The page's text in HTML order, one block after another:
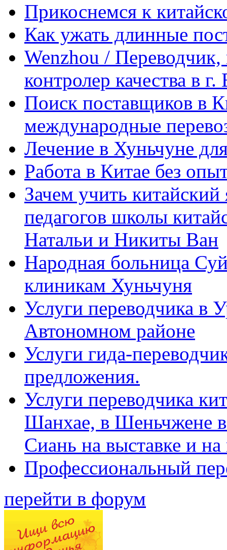
Прикоснемся к
Как ужать длинные
Wenzhou / Переводчик,
контролер качества в
Поиск поставщиков в
международные
Лечение в Хуньчуне
Работа в Китае без
Зачем учить
педагогов школы
Натальи и Никиты Ван
Народная больница
клиникам Хуньчуня
Услуги переводчика в
Автономном районе
Услуги гида-
предложения.
Услуги переводчика
Шанхае, в Шеньчжене
Сиань на выставке и
Профессиональный
перейти в форум